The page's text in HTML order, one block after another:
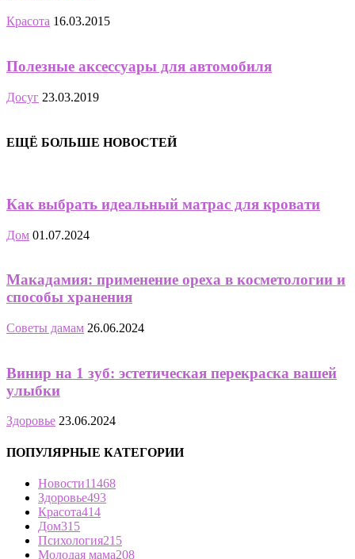
Красота 16.03.2015
Полезные аксессуары для автомобиля
Досуг 23.03.2019
ЕЩЁ БОЛЬШЕ НОВОСТЕЙ
Как выбрать идеальный матрас для кровати
Дом 01.07.2024
Макадамия: применение ореха в косметологии и
способы хранения
Советы дамам 26.06.2024
Винир на 1 зуб: эстетическая перекраска вашей
улыбки
Здоровье 23.06.2024
ПОПУЛЯРНЫЕ КАТЕГОРИИ
Новости11468
Здоровье493
Красота414
Дом315
Психология215
Молодая мама208